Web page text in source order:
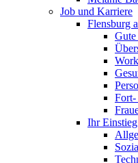
Job und Karriere
Flensburg
Fort-
Ihr